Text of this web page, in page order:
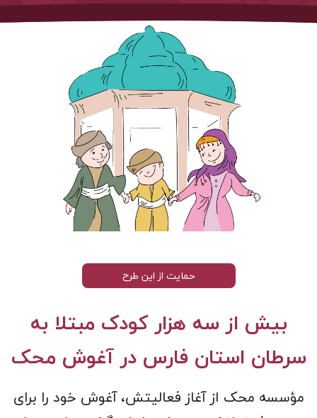
حمایت از این طرح
بیش از سه هزار کودک مبتلا به
سرطان استان فارس در آغوش محک
مؤسسه محک از آغاز فعالیتش، آغوش خود را برای